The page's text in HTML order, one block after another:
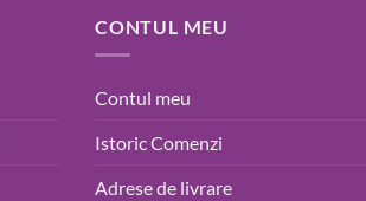
CONTUL MEU
Contul meu
Istoric Comenzi
Adrese de livrare